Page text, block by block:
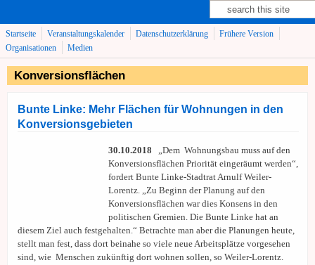
Suchformular
Suche
Startseite Veranstaltungskalender Datenschutzerklärung
Frühere Version
Organisationen
Medien
Konversionsflächen
Bunte Linke: Mehr Flächen für Wohnungen in den
Konversionsgebieten
30.10.2018 „Dem Wohnungsbau muss auf den
Konversionsflächen Priorität eingeräumt werden“,
fordert Bunte Linke-Stadtrat Arnulf Weiler-
Lorentz. „Zu Beginn der Planung auf den
Konversionsflächen war dies Konsens in den
politischen Gremien. Die Bunte Linke hat an
diesem Ziel auch festgehalten.“ Betrachte man aber die Planungen heute,
stellt man fest, dass dort beinahe so viele neue Arbeitsplätze vorgesehen
sind, wie Menschen zukünftig dort wohnen sollen, so Weiler-Lorentz.